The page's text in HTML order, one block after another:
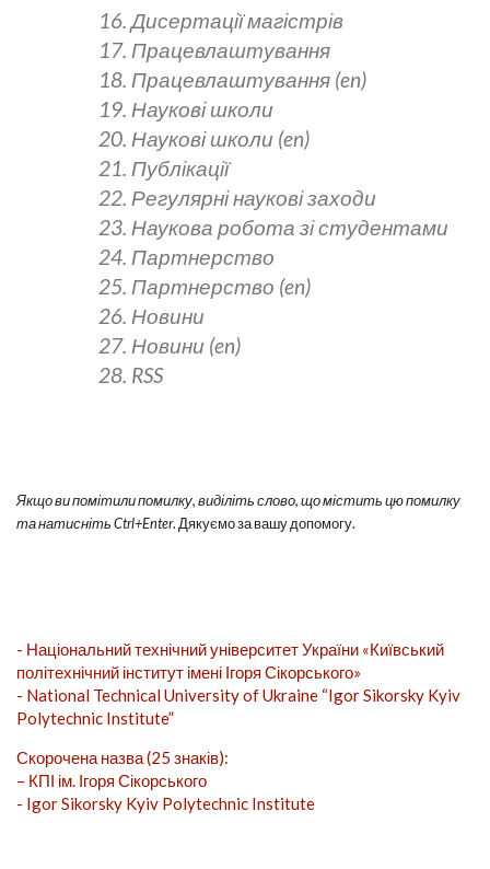
16. Дисертації магістрів
17. Працевлаштування
18. Працевлаштування (en)
19. Наукові школи
20. Наукові школи (en)
21. Публікації
22. Регулярні наукові заходи
23. Наукова робота зі студентами
24. Партнерство
25. Партнерство (en)
26. Новини
27. Новини (en)
28. RSS
Якщо ви помітили помилку, виділіть слово, що містить цю помилку
та натисніть Ctrl+Enter. Дякуємо за вашу допомогу.
- Національний технічний університет України «Київський
політехнічний інститут імені Ігоря Сікорського»
- National Technical University of Ukraine “Igor Sikorsky Kyiv
Polytechnic Institute”
Скорочена назва (25 знаків):
– КПІ ім. Ігоря Сікорського
- Igor Sikorsky Kyiv Polytechnic Institute